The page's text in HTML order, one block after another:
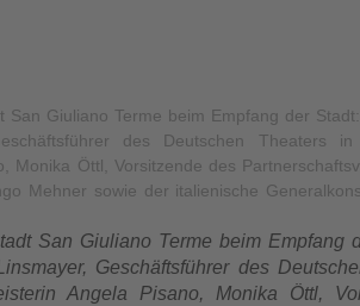
San Giuliano Terme beim Empfang
Geschäftsführer des
Angela Pisano, Monika Öttl,